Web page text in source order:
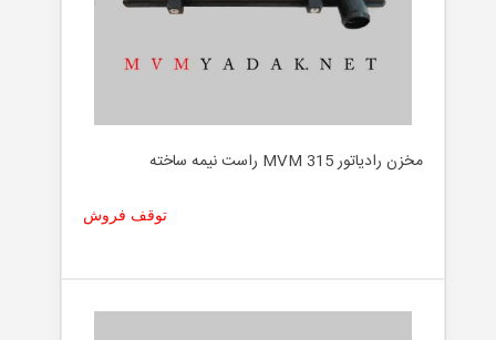
مخزن رادیاتور MVM 315 راست نیمه ساخته
توقف فروش